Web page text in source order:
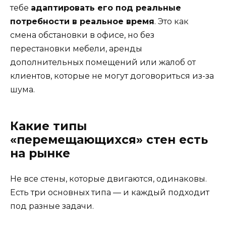
тебе адаптировать его под реальные
потребности в реальное время. Это как
смена обстановки в офисе, но без
перестановки мебели, аренды
дополнительных помещений или жалоб от
клиентов, которые не могут договориться из-за
шума.
Какие типы
«перемещающихся» стен есть
на рынке
Не все стены, которые двигаются, одинаковы.
Есть три основных типа — и каждый подходит
под разные задачи.